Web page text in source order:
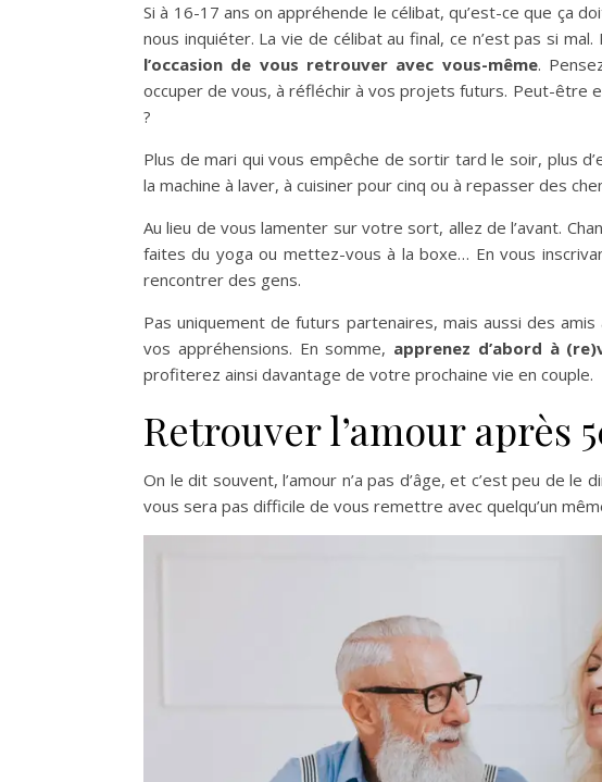
Si à 16-17 ans on appréhende le célibat, qu’est-ce que ça
nous inquiéter. La vie de célibat au final, ce n’est pas si
l’occasion de vous retrouver avec vous-même.
occuper de vous, à réfléchir à vos projets futurs. Peut-être
?
Plus de mari qui vous empêche de sortir tard le soir, plus
la machine à laver, à cuisiner pour cinq ou à repasser des
Au lieu de vous lamenter sur votre sort, allez de l’avant.
faites du yoga ou mettez-vous à la boxe… En vous
rencontrer des gens.
Pas uniquement de futurs partenaires, mais aussi des
vos appréhensions. En somme, apprenez d’abord à
profiterez ainsi davantage de votre prochaine vie en couple.
Retrouver l’amour après
On le dit souvent, l’amour n’a pas d’âge, et c’est peu de le
vous sera pas difficile de vous remettre avec quelqu’un